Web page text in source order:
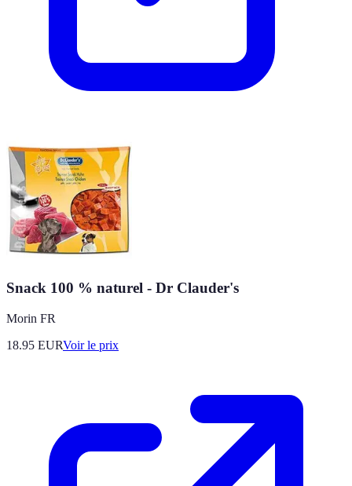
Snack 100 % naturel - Dr Clauder's
Morin FR
18.95 EURVoir le prix